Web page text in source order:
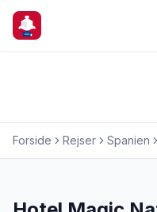
Forside Rejser Spanien